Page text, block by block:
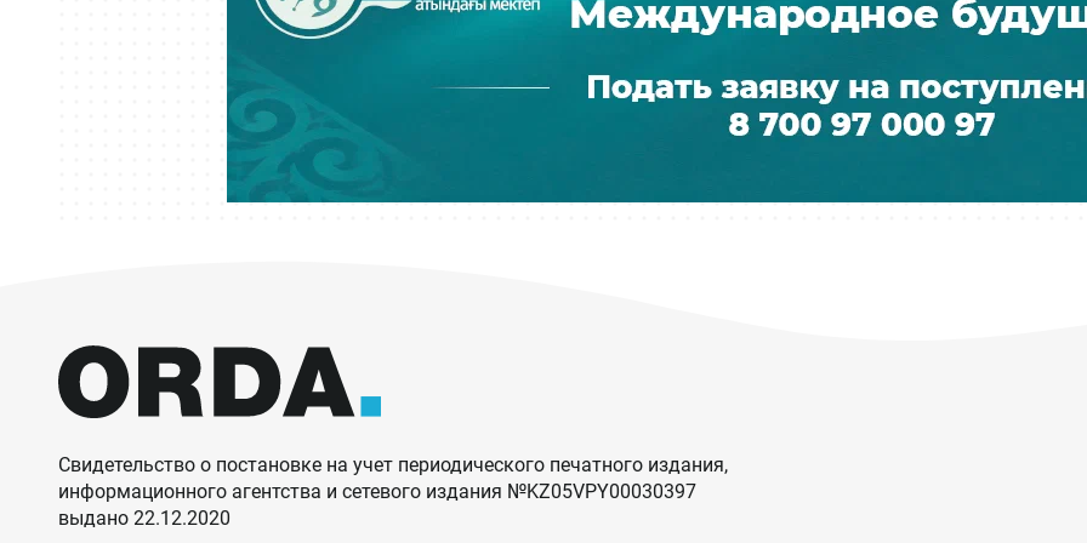
Свидетельство о постановке на учет периодического печатного издания,
информационного агентства и сетевого издания №KZ05VPY00030397
выдано 22.12.2020